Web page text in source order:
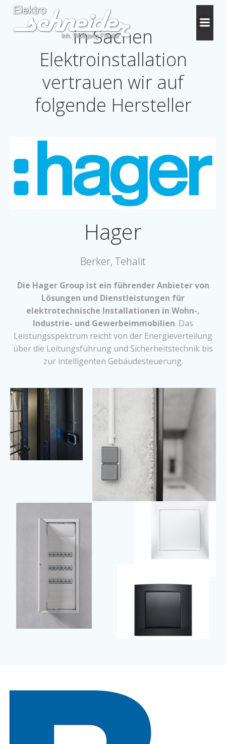
Inhalt
springen
in Sachen
Elektroinstallation
vertrauen wir auf
folgende Hersteller
Hager
Berker, Tehalit
Die Hager Group ist ein führender Anbieter von
Lösungen und Dienstleistungen für
elektrotechnische Installationen in Wohn-,
Industrie- und Gewerbeimmobilien. Das
Leistungsspektrum reicht von der Energieverteilung
über die Leitungsführung und Sicherheitstechnik bis
zur intelligenten Gebäudesteuerung.